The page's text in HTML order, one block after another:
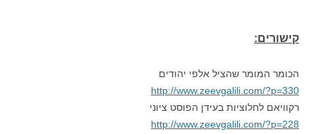
קישורים:
הכומר המומר שהציל אלפי יהודים
http://www.zeevgalili.com/?p=330
רקוויאם לחלוציות בעידן הפוסט ציוני
http://www.zeevgalili.com/?p=228